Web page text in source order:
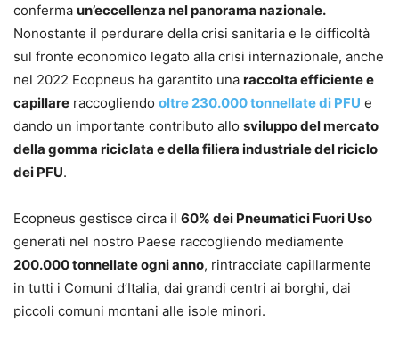
conferma un’eccellenza nel panorama nazionale.
Nonostante il perdurare della crisi sanitaria e le difficoltà
sul fronte economico legato alla crisi internazionale, anche
nel 2022 Ecopneus ha garantito una raccolta efficiente e
capillare raccogliendo oltre 230.000 tonnellate di PFU e
dando un importante contributo allo sviluppo del mercato
della gomma riciclata e della filiera industriale del riciclo
dei PFU.
Ecopneus gestisce circa il 60% dei Pneumatici Fuori Uso
generati nel nostro Paese raccogliendo mediamente
200.000 tonnellate ogni anno, rintracciate capillarmente
in tutti i Comuni d’Italia, dai grandi centri ai borghi, dai
piccoli comuni montani alle isole minori.